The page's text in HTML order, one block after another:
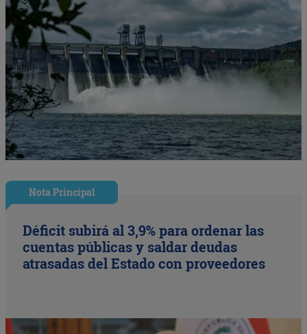
Nota Principal
Déficit subirá al 3,9% para ordenar las
cuentas públicas y saldar deudas
atrasadas del Estado con proveedores